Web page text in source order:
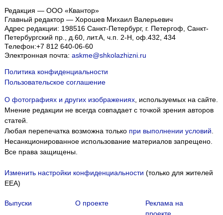
Редакция — ООО «Квантор»
Главный редактор — Хорошев Михаил Валерьевич
Адрес редакции: 198516 Санкт-Петербург, г. Петергоф Санкт-
Петербургский пр., д.60, лит.А, ч.п. 2-Н, оф.432, 434
Телефон:+7 812 640-06-60
Электронная почта: askme@shkolazhizni.ru
Политика конфиденциальности
Пользовательское соглашение
О фотографиях и других изображениях, используемых на сайте.
Мнение редакции не всегда совпадает с точкой зрения авторов
статей.
Любая перепечатка возможна только при выполнении условий
Несанкционированное использование материалов запрещено.
Все права защищены.
Изменить настройки конфиденциальности (только для жителей
EEA)
Выпуски
О проекте
Реклама на
проекте